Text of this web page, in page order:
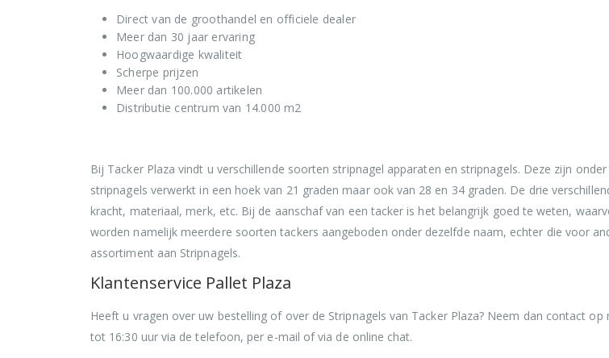
Direct van de groothandel en officiele dealer
Meer dan 30 jaar ervaring
Hoogwaardige kwaliteit
Scherpe prijzen
Meer dan 100.000 artikelen
Distributie centrum van 14.000 m2
Bij Tacker Plaza vindt u verschillende soorten stripnagel apparaten en stripnagels. Deze zijn
stripnagels verwerkt in een hoek van 21 graden maar ook van 28 en 34 graden. De drie
kracht, materiaal, merk, etc. Bij de aanschaf van een tacker is het belangrijk goed te weten,
worden namelijk meerdere soorten tackers aangeboden onder dezelfde naam, echter die voor
assortiment aan Stripnagels.
Klantenservice Pallet Plaza
Heeft u vragen over uw bestelling of over de Stripnagels van Tacker Plaza? Neem dan contact
tot 16:30 uur via de telefoon, per e-mail of via de online chat.